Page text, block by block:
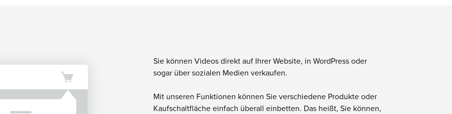
Sie können Videos direkt auf Ihrer Website, in WordPress oder
sogar über sozialen Medien verkaufen.
Mit unseren Funktionen können Sie verschiedene Produkte oder
Kaufschaltfläche einfach überall einbetten. Das heißt, Sie können,